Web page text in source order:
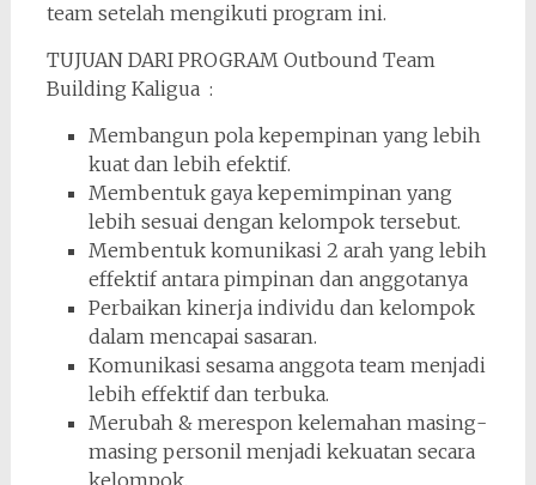
team setelah mengikuti program ini.
TUJUAN DARI PROGRAM Outbound Team
Building Kaligua : ­
Membangun pola kepempinan yang lebih
kuat dan lebih efektif. ­
Membentuk gaya kepemimpinan yang
lebih sesuai dengan kelompok tersebut. ­
Membentuk komunikasi 2 arah yang lebih
effektif antara pimpinan dan anggotanya ­
Perbaikan kinerja individu dan kelompok
dalam mencapai sasaran. ­
Komunikasi sesama anggota team menjadi
lebih effektif dan terbuka. ­
Merubah & merespon kelemahan masing­
masing personil menjadi kekuatan secara
kelompok. ­